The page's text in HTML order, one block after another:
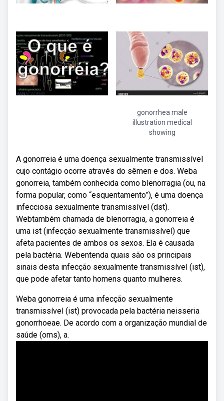
gonorrhea male
illustration medical
showing
A gonorreia é uma doença sexualmente transmissível
cujo contágio ocorre através do sêmen e dos. Weba
gonorreia, também conhecida como blenorragia (ou, na
forma popular, como “esquentamento”), é uma doença
infecciosa sexualmente transmissível (dst).
Webtambém chamada de blenorragia, a gonorreia é
uma ist (infecção sexualmente transmissível) que
afeta pacientes de ambos os sexos. Ela é causada
pela bactéria. Webentenda quais são os principais
sinais desta infecção sexualmente transmissível (ist),
que pode afetar tanto homens quanto mulheres.
Weba gonorreia é uma infecção sexualmente
transmissível (ist) provocada pela bactéria neisseria
gonorrhoeae. De acordo com a organização mundial de
saúde (oms), a.